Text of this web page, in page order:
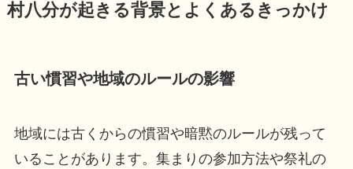
村八分が起きる背景とよくあるきっかけ
古い慣習や地域のルールの影響
地域には古くからの慣習や暗黙のルールが残って
いることがあります。集まりの参加方法や祭礼の